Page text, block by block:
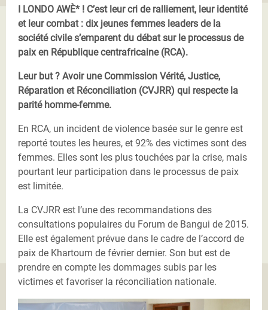
I LONDO AWÈ* ! C’est leur cri de ralliement, leur identité
et leur combat : dix jeunes femmes leaders de la
société civile s’emparent du débat sur le processus de
paix en République centrafricaine (RCA).
Leur but ? Avoir une Commission Vérité, Justice,
Réparation et Réconciliation (CVJRR) qui respecte la
parité homme-femme.
En RCA, un incident de violence basée sur le genre est
reporté toutes les heures, et 92% des victimes sont des
femmes. Elles sont les plus touchées par la crise, mais
pourtant leur participation dans le processus de paix
est limitée.
La CVJRR est l’une des recommandations des
consultations populaires du Forum de Bangui de 2015.
Elle est également prévue dans le cadre de l’accord de
paix de Khartoum de février dernier. Son but est de
prendre en compte les dommages subis par les
victimes et favoriser la réconciliation nationale.